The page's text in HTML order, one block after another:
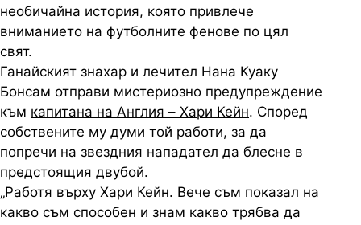
необичайна история, която привлече
вниманието на футболните фенове по цял
свят.
Ганайският знахар и лечител Нана Куаку
Бонсам отправи мистериозно предупреждение
към капитана на Англия – Хари Кейн. Според
собствените му думи той работи, за да
попречи на звездния нападател да блесне в
предстоящия двубой.
„Работя върху Хари Кейн. Вече съм показал на
какво съм способен и знам какво трябва да